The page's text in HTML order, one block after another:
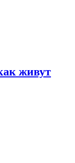
живут